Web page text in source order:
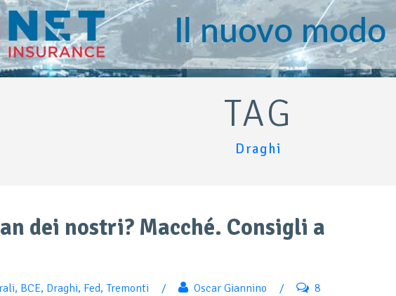
TAG
Draghi
dei nostri? Macché. Consigli a
, BCE, Draghi, Fed, Tremonti / Oscar Giannino / 8